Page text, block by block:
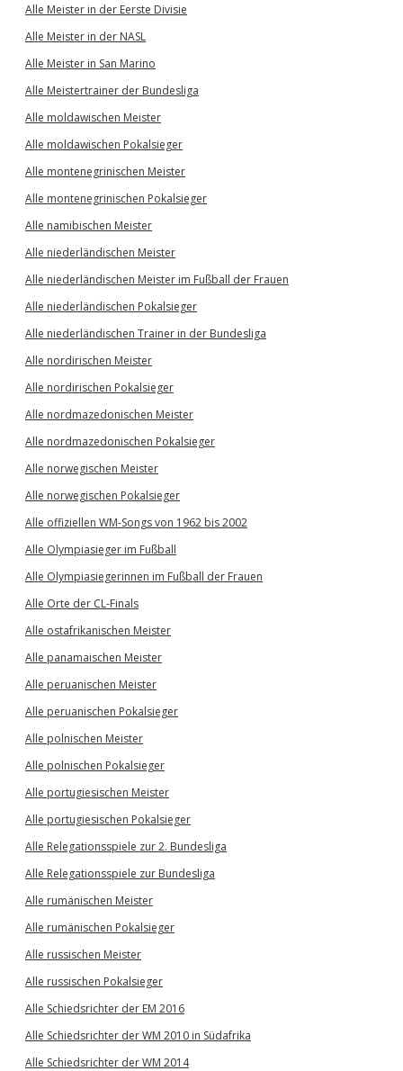
Alle Meister in der Eerste Divisie
Alle Meister in der NASL
Alle Meister in San Marino
Alle Meistertrainer der Bundesliga
Alle moldawischen Meister
Alle moldawischen Pokalsieger
Alle montenegrinischen Meister
Alle montenegrinischen Pokalsieger
Alle namibischen Meister
Alle niederländischen Meister
Alle niederländischen Meister im Fußball der Frauen
Alle niederländischen Pokalsieger
Alle niederländischen Trainer in der Bundesliga
Alle nordirischen Meister
Alle nordirischen Pokalsieger
Alle nordmazedonischen Meister
Alle nordmazedonischen Pokalsieger
Alle norwegischen Meister
Alle norwegischen Pokalsieger
Alle offiziellen WM-Songs von 1962 bis 2002
Alle Olympiasieger im Fußball
Alle Olympiasiegerinnen im Fußball der Frauen
Alle Orte der CL-Finals
Alle ostafrikanischen Meister
Alle panamaischen Meister
Alle peruanischen Meister
Alle peruanischen Pokalsieger
Alle polnischen Meister
Alle polnischen Pokalsieger
Alle portugiesischen Meister
Alle portugiesischen Pokalsieger
Alle Relegationsspiele zur 2. Bundesliga
Alle Relegationsspiele zur Bundesliga
Alle rumänischen Meister
Alle rumänischen Pokalsieger
Alle russischen Meister
Alle russischen Pokalsieger
Alle Schiedsrichter der EM 2016
Alle Schiedsrichter der WM 2010 in Südafrika
Alle Schiedsrichter der WM 2014